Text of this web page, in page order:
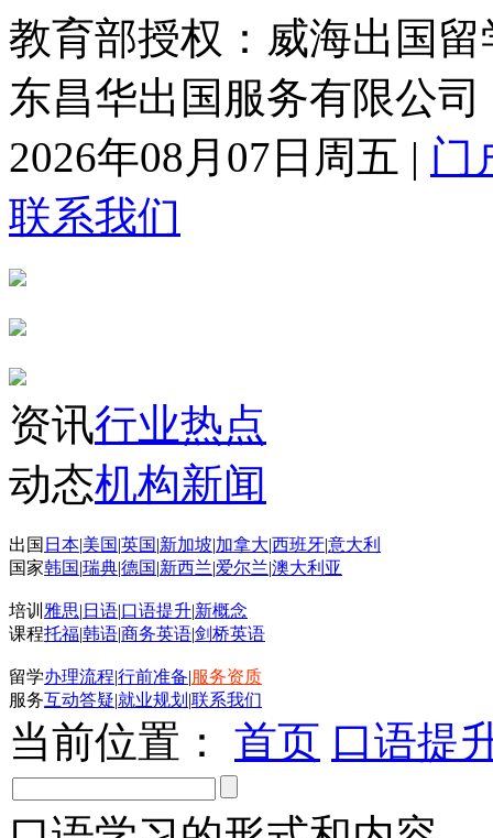
教育部授权：威海出国留
东昌华出国服务有限公司
2026年08月07日周五 | 门
联系我们
资讯行业热点
动态机构新闻
出国 日本|美国|英国|新加坡|加拿大|西班牙|意大利
国家韩国|瑞典|德国|新西兰|爱尔兰|澳大利亚
培训 雅思| 日语|口语提升|新概念
课程托福|韩语|商务英语|剑桥英语
留学办理流程|行前准备|服务资质
服务互动答疑|就业规划 |联系我们
当前位置： 首页 口语提